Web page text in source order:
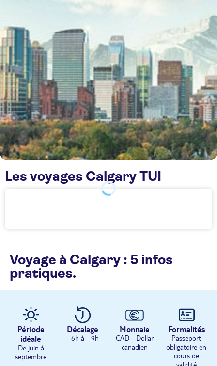
Les voyages Calgary TUI
Voyage à Calgary : 5 infos
pratiques.
Période
idéale
De juin à
septembre
Décalage
- 6h à - 9h
Monnaie
CAD - Dollar
canadien
Formalités
Passeport
obligatoire en
cours de